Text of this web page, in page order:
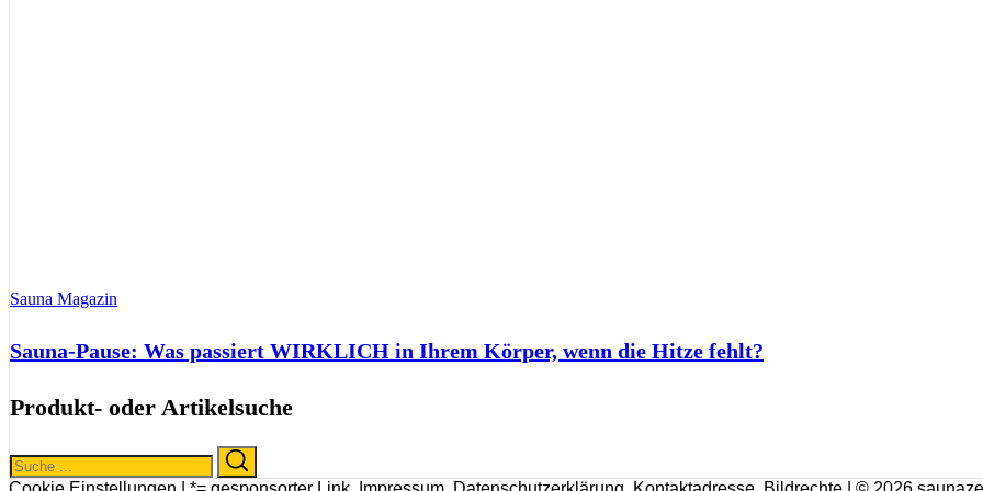
Sauna Magazin
Sauna-Pause: Was passiert WIRKLICH in Ihrem Körper, wenn die Hitze fehlt?
Produkt- oder Artikelsuche
Search
for: